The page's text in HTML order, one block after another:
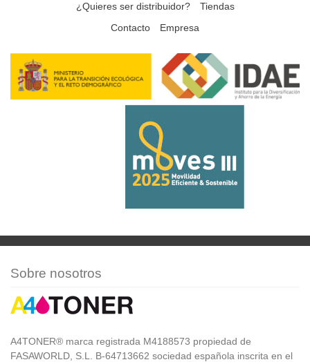
¿Quieres ser distribuidor?
Tiendas
Contacto
Empresa
Sobre nosotros
A4TONER® marca registrada M4188573 propiedad de
FASAWORLD, S.L. B-64713662 sociedad española inscrita en el